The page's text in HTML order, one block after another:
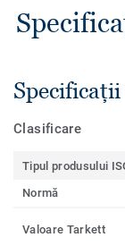
Clasificare
Tipul produsului
Normă
Valoare Tarkett